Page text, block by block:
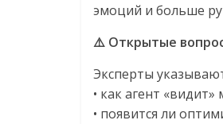
эмоций и больше
⚠️ Открытые
Эксперты
• как агент
• появится ли